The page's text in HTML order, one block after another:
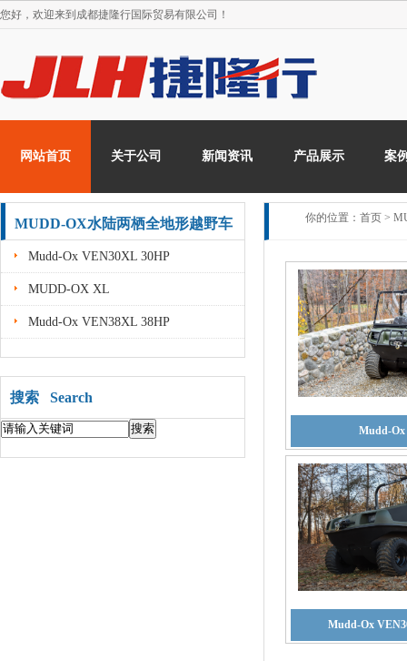
您好，欢迎来到 成都捷隆行国际贸易有限公司！
网站首页 关于公司 新闻资讯 产品展示 案
MUDD-OX水陆两栖全地形越野车
Mudd-Ox VEN30XL 30HP
MUDD-OX XL
Mudd-Ox VEN38XL 38HP
搜索 Search
你的位置： 首页 >
Mudd-
Mudd-Ox